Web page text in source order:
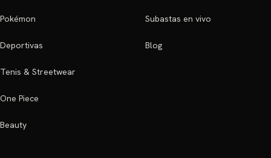
Pokémon
Deportivas
Tenis & Streetwear
One Piece
Beauty
Subastas en vivo
Blog